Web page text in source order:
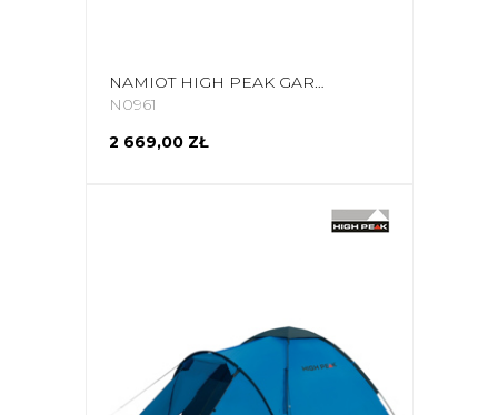
NAMIOT HIGH PEAK GARDA 5.0 SZARO-ZIELONY 11823
N0961
2 669,00 ZŁ